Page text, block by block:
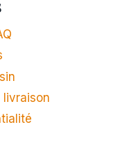
livraison